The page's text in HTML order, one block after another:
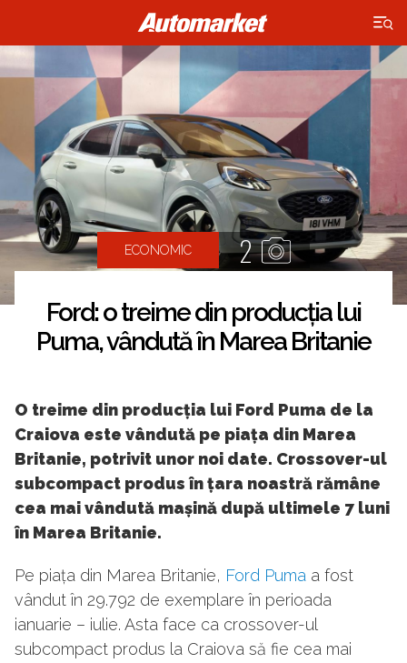
×
ECONOMIC 2
Ford: o treime din producția lui
Puma, vândută în Marea Britanie
O treime din producția lui Ford Puma de la
Craiova este vândută pe piața din Marea
Britanie, potrivit unor noi date. Crossover-ul
subcompact produs în țara noastră rămâne
cea mai vândută mașină după ultimele 7 luni
în Marea Britanie.
Pe piața din Marea Britanie, Ford Puma a fost
vândut în 29.792 de exemplare în perioada
ianuarie – iulie. Asta face ca crossover-ul
subcompact produs la Craiova să fie cea mai